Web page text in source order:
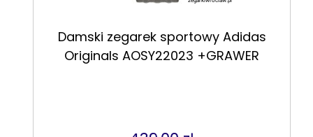
Damski zegarek sportowy Adidas
Originals AOSY22023 +GRAWER